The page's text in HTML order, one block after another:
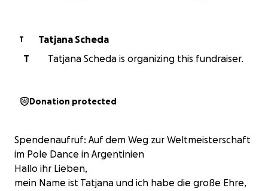
T
Tatjana Scheda
T
Tatjana Scheda is organizing this fundraiser.
Donation protected
Spendenaufruf: Auf dem Weg zur Weltmeisterschaft
im Pole Dance in Argentinien
Hallo ihr Lieben,
mein Name ist Tatjana und ich habe die große Ehre,